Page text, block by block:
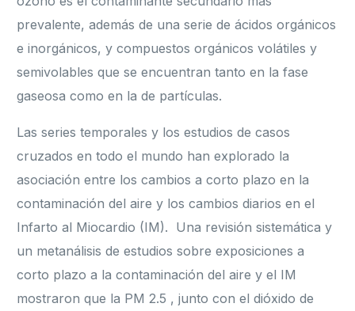
prevalente, además de una serie de ácidos orgánicos
e inorgánicos, y compuestos orgánicos volátiles y
semivolables que se encuentran tanto en la fase
gaseosa como en la de partículas.
Las series temporales y los estudios de casos
cruzados en todo el mundo han explorado la
asociación entre los cambios a corto plazo en la
contaminación del aire y los cambios diarios en el
Infarto al Miocardio (IM). Una revisión sistemática y
un metanálisis de estudios sobre exposiciones a
corto plazo a la contaminación del aire y el IM
mostraron que la PM 2.5 , junto con el dióxido de